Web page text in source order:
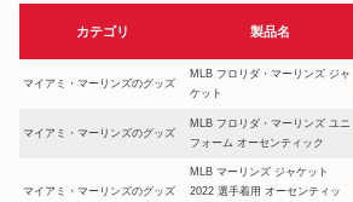
カテゴリ 製品名
マイアミ・マーリンズのグッズ
MLB フロリダ・マーリンズ ジャ
ケット
マイアミ・マーリンズのグッズ
MLB フロリダ・マーリンズ ユニ
フォーム オーセンティック
マイアミ・マーリンズのグッズ
MLB マーリンズ ジャケット
2022 選手着用 オーセンティッ